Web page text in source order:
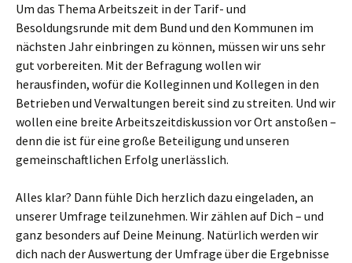
Um das Thema Arbeitszeit in der Tarif- und
Besoldungsrunde mit dem Bund und den Kommunen im
nächsten Jahr einbringen zu können, müssen wir uns sehr
gut vorbereiten. Mit der Befragung wollen wir
herausfinden, wofür die Kolleginnen und Kollegen in den
Betrieben und Verwaltungen bereit sind zu streiten. Und wir
wollen eine breite Arbeitszeitdiskussion vor Ort anstoßen –
denn die ist für eine große Beteiligung und unseren
gemeinschaftlichen Erfolg unerlässlich.
Alles klar? Dann fühle Dich herzlich dazu eingeladen, an
unserer Umfrage teilzunehmen. Wir zählen auf Dich – und
ganz besonders auf Deine Meinung. Natürlich werden wir
dich nach der Auswertung der Umfrage über die Ergebnisse